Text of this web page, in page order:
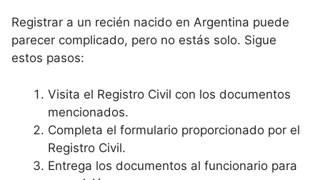
Registrar a un recién nacido en Argentina puede
parecer complicado, pero no estás solo. Sigue
estos pasos:
Visita el Registro Civil con los documentos
mencionados.
Completa el formulario proporcionado por el
Registro Civil.
Entrega los documentos al funcionario para